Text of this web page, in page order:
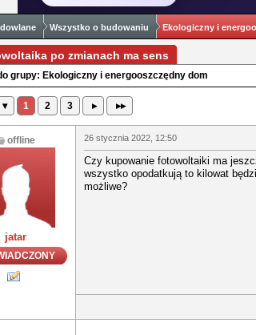
Wszystko o budowaniu Ekologiczny i
po zmianach ma sens
grupy: Ekologiczny i energooszczędny dom
▾ 1 2 3 ▸ ▸▸
offline
jatar
26 stycznia 2022, 12:50
Czy kupowanie fotowoltaiki ma
wszystko opodatkują to kilowat
możliwe?